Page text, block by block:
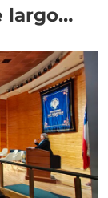
largo